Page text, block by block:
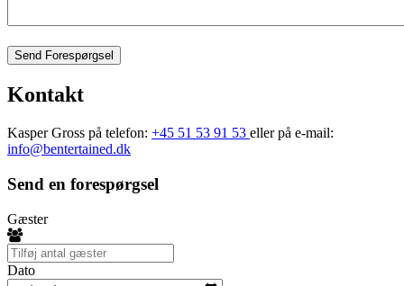
Send Forespørgsel
Kontakt
Kasper Gross på telefon: +45 51 53 91 53 eller på e-mail:
info@bentertained.dk
Send en forespørgsel
Gæster
Dato